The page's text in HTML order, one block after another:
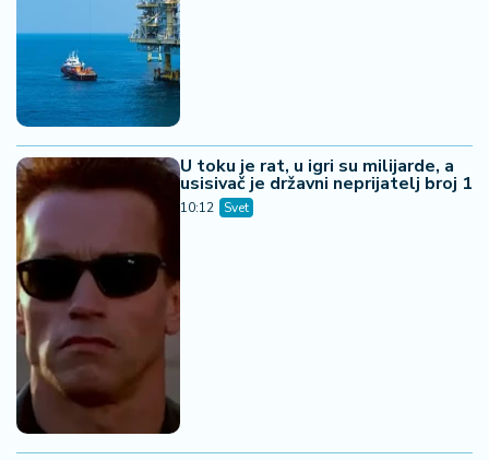
U toku je rat, u igri su milijarde, a
usisivač je državni neprijatelj broj 1
10:12 Svet